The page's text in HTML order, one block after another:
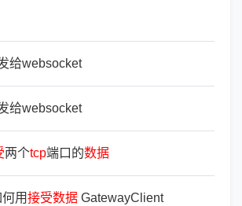
给websocket
给websocket
两个tcp端口的数据
用接受数据 GatewayClient